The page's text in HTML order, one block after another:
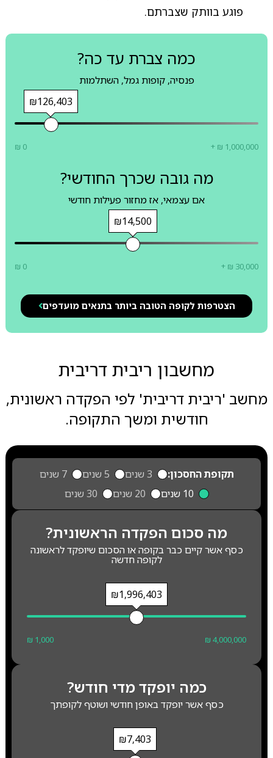
פוגע בוותק שצברתם.
כמה צברת עד כה?
פנסיה, קופות גמל, השתלמות
₪126,403
₪ 0 + ₪ 1,000,000
מה גובה שכרך החודשי?
אם עצמאי, אז מחזור פעילות חודשי
₪14,500
₪ 0 + ₪ 30,000
הצטרפות לקופה הטובה ביותר בתנאים מועדפים
מחשבון ריבית דריבית
מחשב 'ריבית דריבית' לפי הפקדה ראשונית,
חודשית ומשך התקופה.
תקופת החסכון: 3 שנים 5 שנים
7 שנים
10 שנים
20 שנים 30 שנים
מה סכום הפקדה הראשונית?
כסף אשר קיים כבר בקופה או הסכום שיופקד לראשונה
לקופה חדשה
₪1,996,403
₪ 1,000 ₪ 4,000,000
כמה יופקד מדי חודש?
כסף אשר יופקד באופן חודשי ושוטף לקופתך
₪7,403